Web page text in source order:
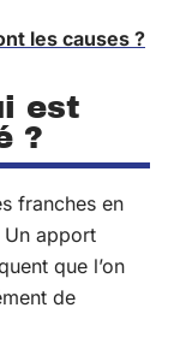
les causes ?
est
?
franches en
apport
que l’on
de